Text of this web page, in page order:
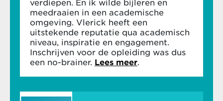
succesvolle customer journey-aanpak,
gebaseerd op artificiële intelligentie (AI) en
big data
Module 4: Een klant- en innovatiegerichte
cultuur
ontwikkelt
meedraaien in een academische
omgeving. Vlerick heeft een
uitstekende reputatie qua academisch
niveau, inspiratie en engagement.
Inschrijven voor de opleiding was dus
een no-brainer. Lees meer
Katleen De Stobbeleiris geïnspireerd door
leiders die opstaan en spreken - en
gepassioneerd door zij die de moed hebben om
te gaan zitten en luisteren.